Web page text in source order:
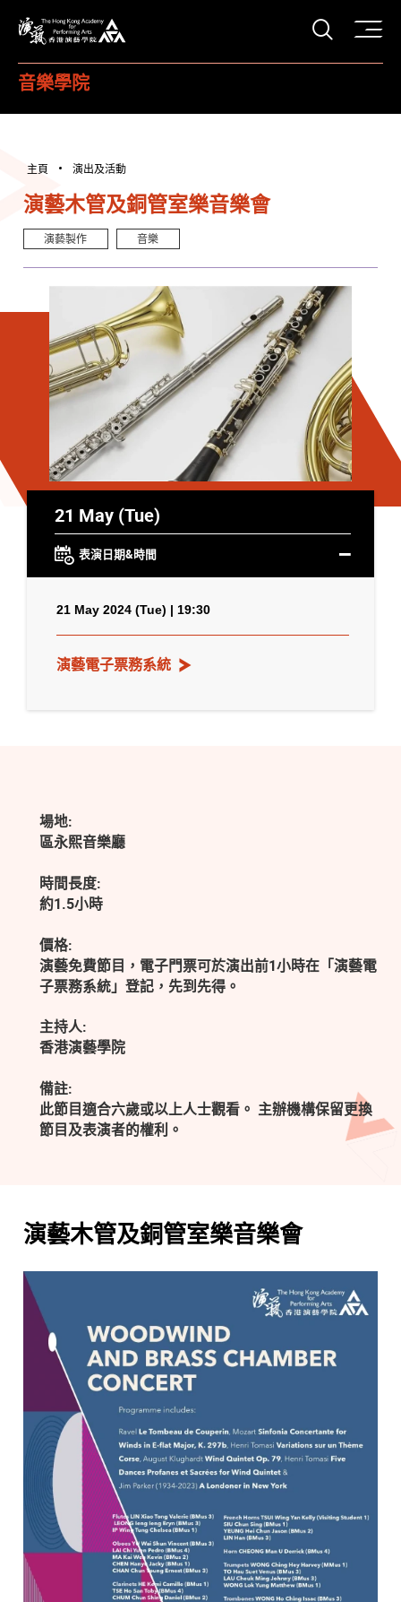
打開
音樂學院
主頁 演出及活動
演藝木管及銅管室樂音樂會
演藝製作 音樂
21 May (Tue)
表演日期&時間
21 May 2024 (Tue) | 19:30
演藝電子票務系統
場地:
區永熙音樂廳
時間長度:
約1.5小時
價格:
演藝免費節目，電子門票可於演出前1小時在「演藝電
子票務系統」登記，先到先得。
主持人:
香港演藝學院
備註:
此節目適合六歲或以上人士觀看。 主辦機構保留更換
節目及表演者的權利。
演藝木管及銅管室樂音樂會